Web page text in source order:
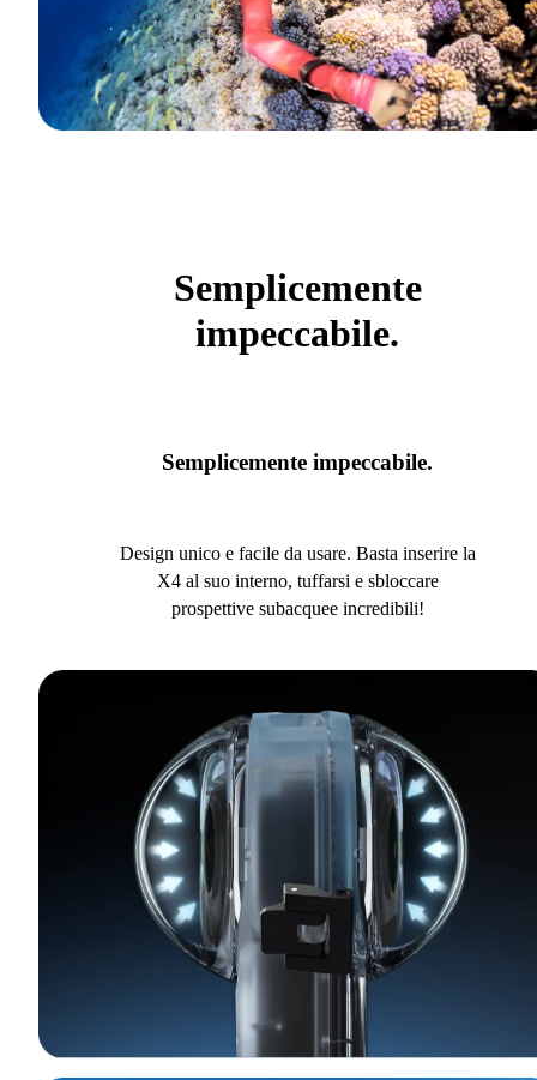
Semplicemente
impeccabile.
Semplicemente impeccabile.
Design unico e facile da usare. Basta inserire la
X4 al suo interno, tuffarsi e sbloccare
prospettive subacquee incredibili!